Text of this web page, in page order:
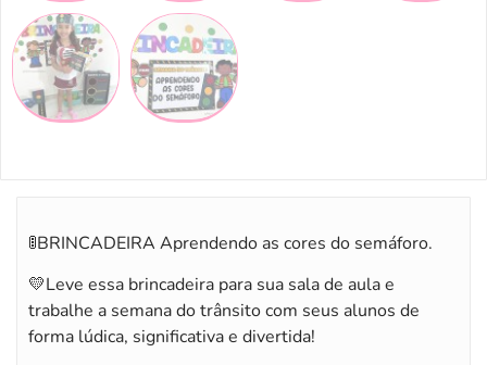
🚦BRINCADEIRA Aprendendo as cores do semáforo.
💛Leve essa brincadeira para sua sala de aula e
trabalhe a semana do trânsito com seus alunos de
forma lúdica, significativa e divertida!